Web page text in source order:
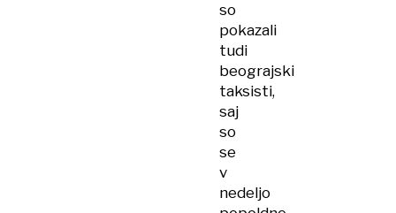
so
pokazali
tudi
beograjski
taksisti,
saj
so
se
v
nedeljo